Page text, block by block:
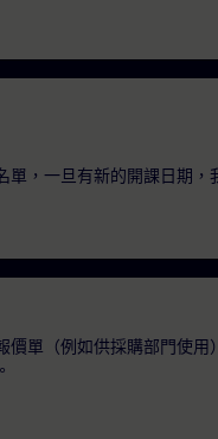
單，一旦有新的開課日期，
價單（例如供採購部門使